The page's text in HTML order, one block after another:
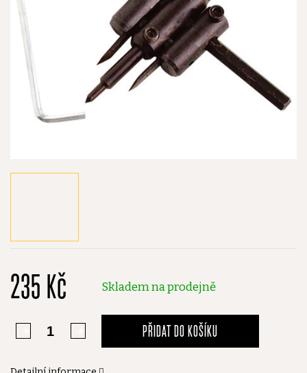
235 Kč Skladem na prodejně
PŘIDAT DO KOŠÍKU